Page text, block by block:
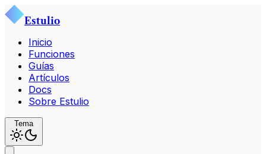
Estulio
Inicio
Funciones
Guías
Artículos
Docs
Sobre Estulio
Tema